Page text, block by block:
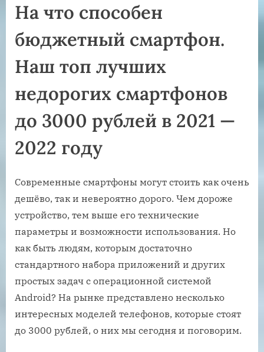
На что способен
бюджетный смартфон.
Наш топ лучших
недорогих смартфонов
до 3000 рублей в 2021 —
2022 году
Современные смартфоны могут стоить как очень
дешёво, так и невероятно дорого. Чем дороже
устройство, тем выше его технические
параметры и возможности использования. Но
как быть людям, которым достаточно
стандартного набора приложений и других
простых задач с операционной системой
Android? На рынке представлено несколько
интересных моделей телефонов, которые стоят
до 3000 рублей, о них мы сегодня и поговорим.